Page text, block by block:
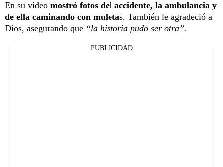
En su video mostró fotos del accidente, la ambulancia y
de ella caminando con muletas. También le agradeció a
Dios, asegurando que “la historia pudo ser otra”.
PUBLICIDAD